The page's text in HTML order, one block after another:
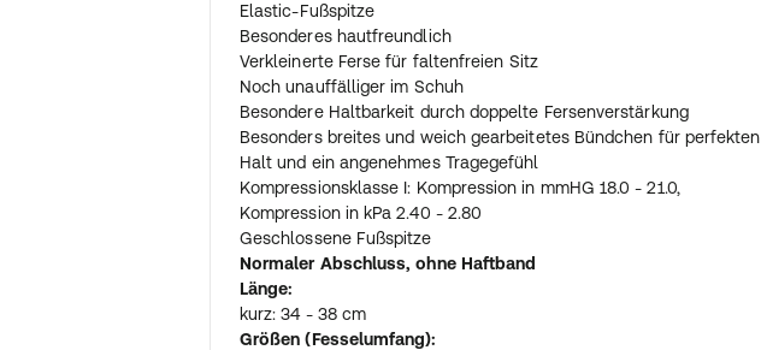
Elastic-Fußspitze
Besonderes hautfreundlich
Verkleinerte Ferse für faltenfreien Sitz
Noch unauffälliger im Schuh
Besondere Haltbarkeit durch doppelte Fersenverstärkung
Besonders breites und weich gearbeitetes Bündchen für perfekten
Halt und ein angenehmes Tragegefühl
Kompressionsklasse I: Kompression in mmHG 18.0 - 21.0,
Kompression in kPa 2.40 - 2.80
Geschlossene Fußspitze
Normaler Abschluss, ohne Haftband
Länge:
kurz: 34 - 38 cm
Größen (Fesselumfang):